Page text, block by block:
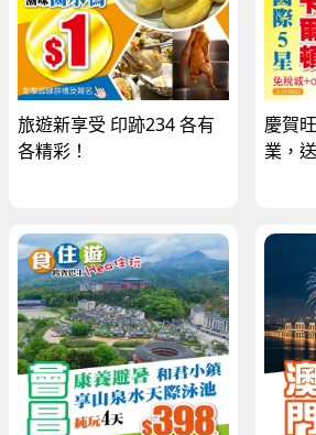
旅遊新享受 印跡234 各有
各精彩！
慶賀
業，